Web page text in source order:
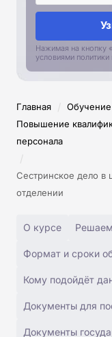
Нажимая на кнопку
условиями
Главная / Обучение
Повышение
персонала
/
Сестринское дело в
отделении
О курсе
Формат и сроки
Кому подойдёт
Документы для
Документы